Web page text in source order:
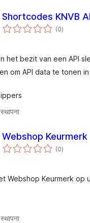
Shortcodes KNVB
(0एकूण
मूल्यांकन
)
het bezit van een API
om API data te tonen
Webshop Keurmerk
(0एकूण
मूल्यांकन
)
Webshop Keurmerk op